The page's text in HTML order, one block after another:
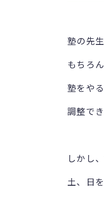
塾の先
もちろ
塾をや
調整でき
しかし
土、日